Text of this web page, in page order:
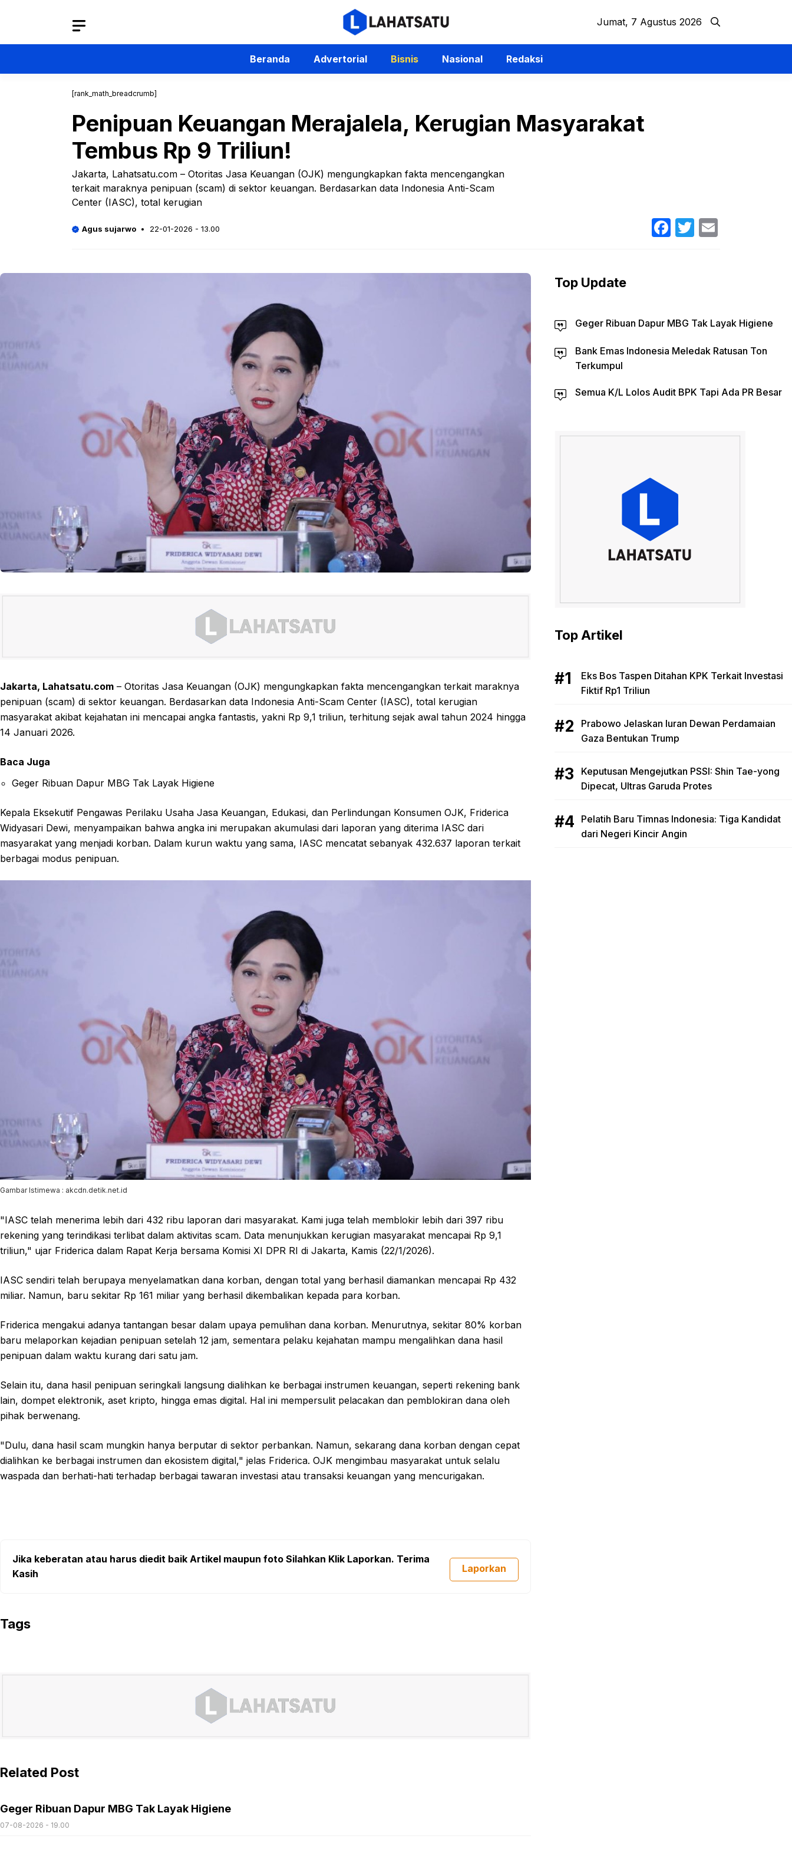
Jumat, 7 Agustus 2026
Beranda Advertorial Bisnis Nasional Redaksi
[rank_math_breadcrumb]
Penipuan Keuangan Merajalela, Kerugian Masyarakat
Tembus Rp 9 Triliun!
Jakarta, Lahatsatu.com – Otoritas Jasa Keuangan (OJK) mengungkapkan fakta mencengangkan
terkait maraknya penipuan (scam) di sektor keuangan. Berdasarkan data Indonesia Anti-Scam
Center (IASC), total kerugian
Agus sujarwo 22-01-2026 - 13.00 Facebook
Twitter
Jakarta, Lahatsatu.com – Otoritas Jasa Keuangan (OJK) mengungkapkan fakta mencengangkan terkait maraknya
penipuan (scam) di sektor keuangan. Berdasarkan data Indonesia Anti-Scam Center (IASC), total kerugian
masyarakat akibat kejahatan ini mencapai angka fantastis, yakni Rp 9,1 triliun, terhitung sejak awal tahun 2024 hingga
14 Januari 2026.
Baca Juga
Geger Ribuan Dapur MBG Tak Layak Higiene
Kepala Eksekutif Pengawas Perilaku Usaha Jasa Keuangan, Edukasi, dan Perlindungan Konsumen OJK, Friderica
Widyasari Dewi, menyampaikan bahwa angka ini merupakan akumulasi dari laporan yang diterima IASC dari
masyarakat yang menjadi korban. Dalam kurun waktu yang sama, IASC mencatat sebanyak 432.637 laporan terkait
berbagai modus penipuan.
Gambar Istimewa : akcdn.detik.net.id
"IASC telah menerima lebih dari 432 ribu laporan dari masyarakat. Kami juga telah memblokir lebih dari 397 ribu
rekening yang terindikasi terlibat dalam aktivitas scam. Data menunjukkan kerugian masyarakat mencapai Rp 9,1
triliun," ujar Friderica dalam Rapat Kerja bersama Komisi XI DPR RI di Jakarta, Kamis (22/1/2026).
IASC sendiri telah berupaya menyelamatkan dana korban, dengan total yang berhasil diamankan mencapai Rp 432
miliar. Namun, baru sekitar Rp 161 miliar yang berhasil dikembalikan kepada para korban.
Friderica mengakui adanya tantangan besar dalam upaya pemulihan dana korban. Menurutnya, sekitar 80% korban
baru melaporkan kejadian penipuan setelah 12 jam, sementara pelaku kejahatan mampu mengalihkan dana hasil
penipuan dalam waktu kurang dari satu jam.
Selain itu, dana hasil penipuan seringkali langsung dialihkan ke berbagai instrumen keuangan, seperti rekening bank
lain, dompet elektronik, aset kripto, hingga emas digital. Hal ini mempersulit pelacakan dan pemblokiran dana oleh
pihak berwenang.
"Dulu, dana hasil scam mungkin hanya berputar di sektor perbankan. Namun, sekarang dana korban dengan cepat
dialihkan ke berbagai instrumen dan ekosistem digital," jelas Friderica. OJK mengimbau masyarakat untuk selalu
waspada dan berhati-hati terhadap berbagai tawaran investasi atau transaksi keuangan yang mencurigakan.
Jika keberatan atau harus diedit baik Artikel maupun foto Silahkan Klik Laporkan. Terima
Kasih
Laporkan
Tags
Related Post
Geger Ribuan Dapur MBG Tak Layak Higiene
07-08-2026 - 19.00
Top Update
Geger Ribuan Dapur MBG Tak Layak Higiene
Bank Emas Indonesia Meledak Ratusan Ton
Terkumpul
Semua K/L Lolos Audit BPK Tapi Ada PR Besar
Top Artikel
Eks Bos Taspen Ditahan KPK Terkait Investasi
Fiktif Rp1 Triliun
Prabowo Jelaskan Iuran Dewan Perdamaian
Gaza Bentukan Trump
Keputusan Mengejutkan PSSI: Shin Tae-yong
Dipecat, Ultras Garuda Protes
Pelatih Baru Timnas Indonesia: Tiga Kandidat
dari Negeri Kincir Angin